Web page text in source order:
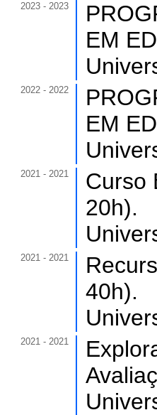
2023 - 2023
EM
2022 - 2022
EM
2021 - 2021
Curso
20h).
2021 - 2021
40h).
2021 - 2021